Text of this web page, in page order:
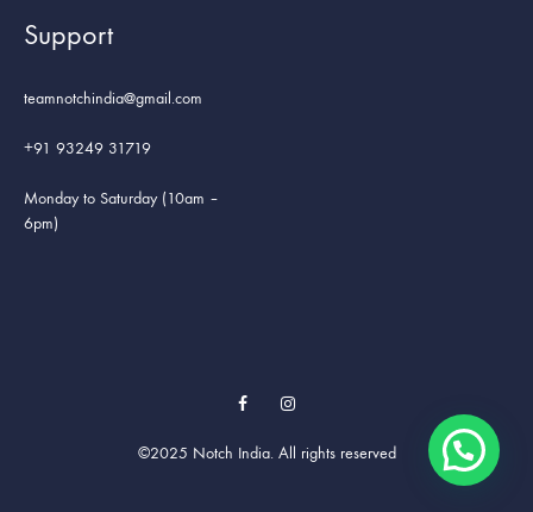
Support
teamnotchindia@gmail.com
+91 93249 31719
Monday to Saturday (10am –
6pm)
©2025 Notch India. All rights reserved
FacebookInstagram